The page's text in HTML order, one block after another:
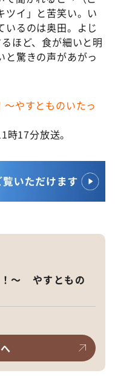
ツイ」と苦笑い。い
いるのは奥田。よじ
ほど、食が細いと明
と驚きの声があがっ
～やすとものいたっ
時17分放送。
！～ やすともの